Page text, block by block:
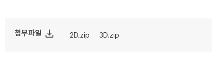
첨부파일 file_download 2D.zip 3D.zip